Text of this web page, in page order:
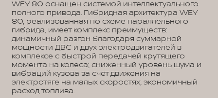
WEY 80 оснащен системой интеллектуального
полного привода. Гибридная архитектура WEY
80, реализованная по схеме параллельного
гибрида, имеет комплекс преимуществ:
динамичный разгон благодаря суммарной
мощности ДВС и двух электродвигателей в
комплексе с быстрой передачей крутящего
момента на колеса; сниженный уровень шума и
вибраций кузова за счет движения на
электротяге на малых скоростях; экономичный
расход топлива.